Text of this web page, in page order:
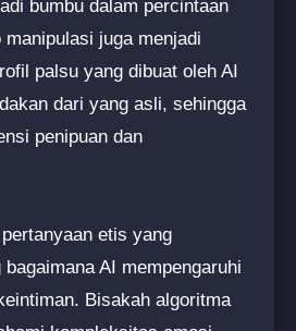
bumbu dalam percintaan
juga menjadi
palsu yang dibuat oleh AI
dari yang asli, sehingga
penipuan dan
etis yang
AI mempengaruhi
Bisakah algoritma